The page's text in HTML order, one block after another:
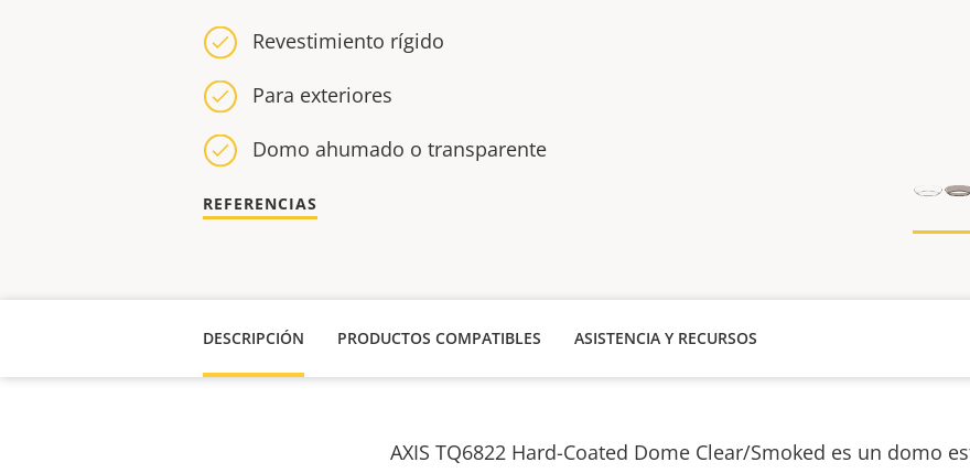
Revestimiento rígido
Para exteriores
Domo ahumado o transparente
REFERENCIAS
DESCRIPCIÓN PRODUCTOS COMPATIBLES ASISTENCIA Y RECURSOS
AXIS TQ6822 Hard-Coated Dome Clear/Smoked es un domo